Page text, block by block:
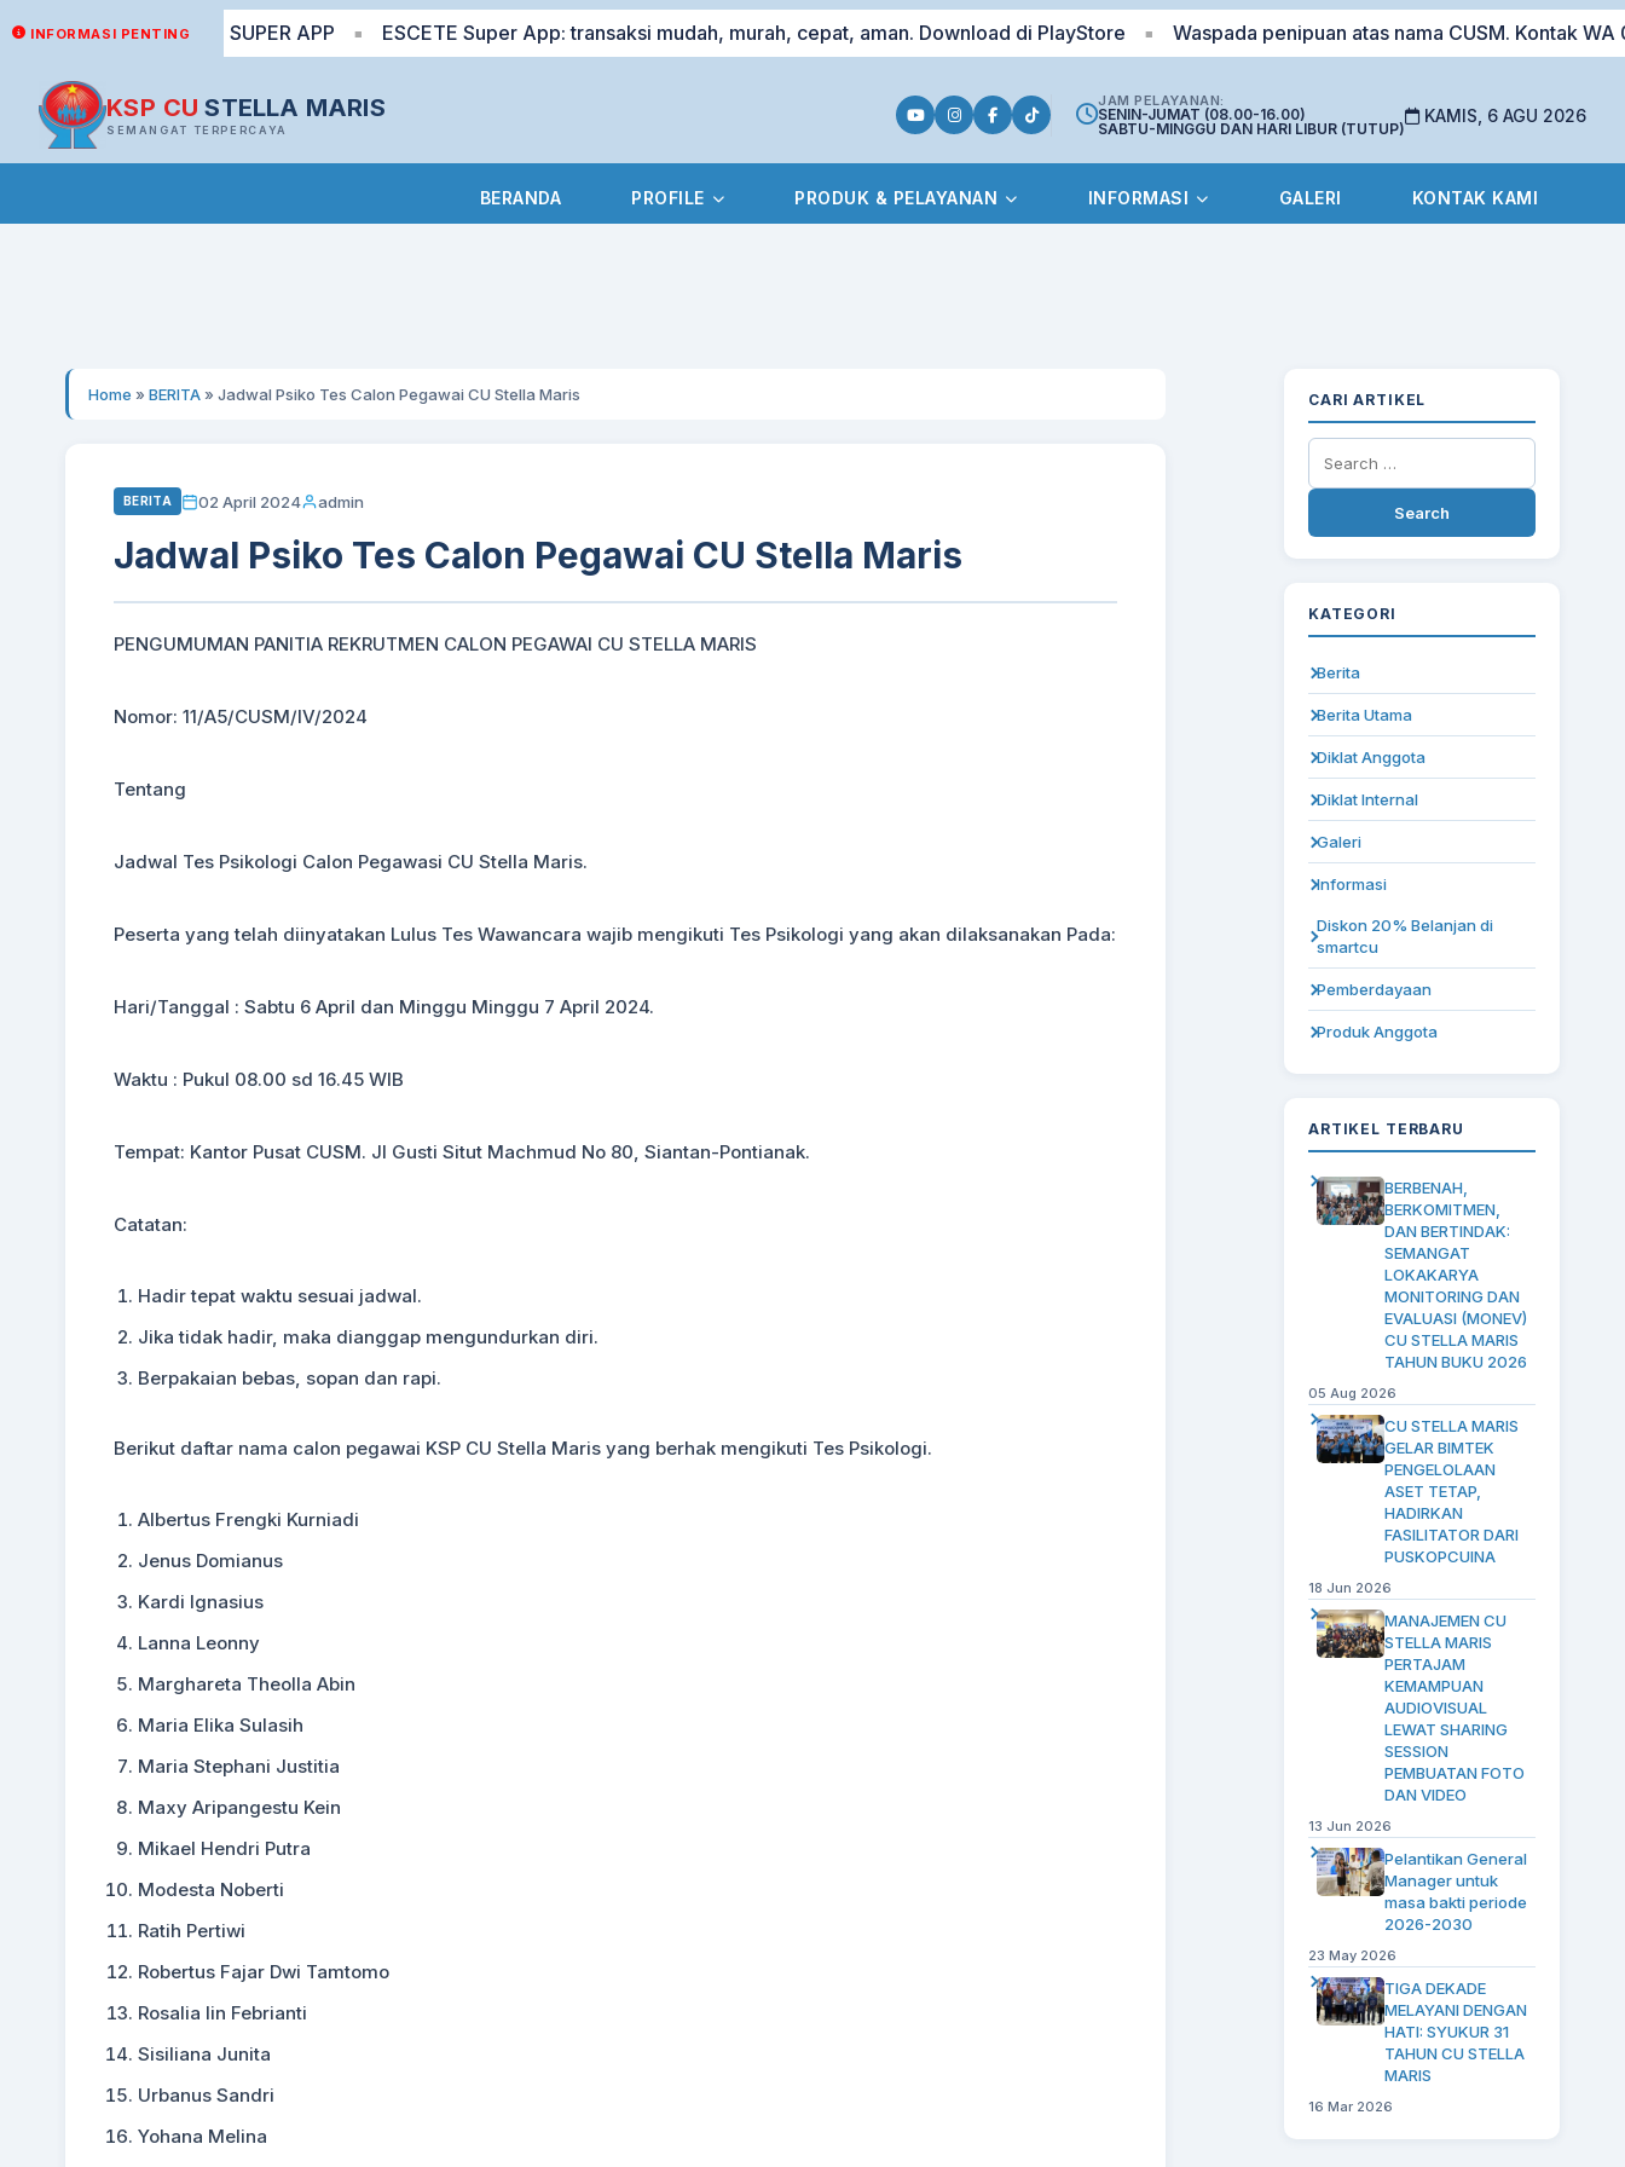
INFORMASI PENTING
Yuk via ESCETE SUPER APP ■ ESCETE Super App: transaksi mudah, murah, cepat, aman. Download di PlayStore ■ Waspada penipuan atas nama CUSM. Kontak WA
KSP CU STELLA MARIS
SEMANGAT TERPERCAYA
JAM PELAYANAN:
SENIN-JUMAT (08.00-16.00)
SABTU-MINGGU DAN HARI LIBUR (TUTUP)
KAMIS, 6 AGU 2026
BERANDA PROFILE PRODUK & PELAYANAN INFORMASI GALERI KONTAK KAMI
Home » BERITA» Jadwal Psiko Tes Calon Pegawai CU Stella Maris
BERITA 02 April 2024 admin
Jadwal Psiko Tes Calon Pegawai CU Stella Maris
PENGUMUMAN PANITIA REKRUTMEN CALON PEGAWAI CU STELLA MARIS
Nomor: 11/A5/CUSM/IV/2024
Tentang
Jadwal Tes Psikologi Calon Pegawasi CU Stella Maris.
Peserta yang telah diinyatakan Lulus Tes Wawancara wajib mengikuti Tes Psikologi yang akan dilaksanakan Pada:
Hari/Tanggal : Sabtu 6 April dan Minggu Minggu 7 April 2024.
Waktu : Pukul 08.00 sd 16.45 WIB
Tempat: Kantor Pusat CUSM. Jl Gusti Situt Machmud No 80, Siantan-Pontianak.
Catatan:
Hadir tepat waktu sesuai jadwal.
Jika tidak hadir, maka dianggap mengundurkan diri.
Berpakaian bebas, sopan dan rapi.
Berikut daftar nama calon pegawai KSP CU Stella Maris yang berhak mengikuti Tes Psikologi.
Albertus Frengki Kurniadi
Jenus Domianus
Kardi Ignasius
Lanna Leonny
Marghareta Theolla Abin
Maria Elika Sulasih
Maria Stephani Justitia
Maxy Aripangestu Kein
Mikael Hendri Putra
Modesta Noberti
Ratih Pertiwi
Robertus Fajar Dwi Tamtomo
Rosalia Iin Febrianti
Sisiliana Junita
Urbanus Sandri
Yohana Melina
CARI ARTIKEL
KATEGORI
Berita
Berita Utama
Diklat Anggota
Diklat Internal
Galeri
Informasi
Diskon 20% Belanjan di
smartcu
Pemberdayaan
Produk Anggota
ARTIKEL TERBARU
BERBENAH,
BERKOMITMEN,
DAN BERTINDAK:
SEMANGAT
LOKAKARYA
MONITORING DAN
EVALUASI (MONEV)
CU STELLA MARIS
TAHUN BUKU 2026
05 Aug 2026
CU STELLA MARIS
GELAR BIMTEK
PENGELOLAAN
ASET TETAP,
HADIRKAN
FASILITATOR DARI
PUSKOPCUINA
18 Jun 2026
MANAJEMEN CU
STELLA MARIS
PERTAJAM
KEMAMPUAN
AUDIOVISUAL
LEWAT SHARING
SESSION
PEMBUATAN FOTO
DAN VIDEO
13 Jun 2026
Pelantikan General
Manager untuk
masa bakti periode
2026-2030
23 May 2026
TIGA DEKADE
MELAYANI DENGAN
HATI: SYUKUR 31
TAHUN CU STELLA
MARIS
16 Mar 2026